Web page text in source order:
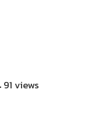
91 views